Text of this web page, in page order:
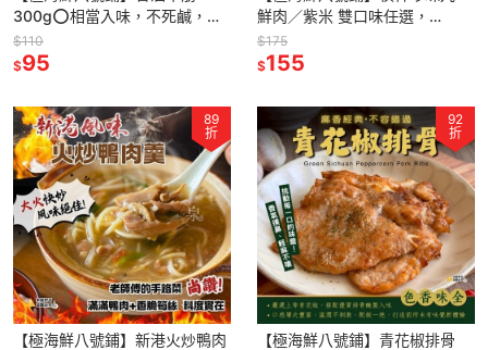
300g⭕相當入味，不死鹹，⭕
加熱就可上桌，⭕馬上上桌，牛
筋口感Q彈滑嫩又帶點嚼勁，每
$110
$95
鮮肉／紫米 雙口味任選，
750g/30顆/包，台式人氣點
心，冷凍即食，氣炸鍋、蒸煮適
$175
$155
89
折
【極海鮮八號鋪】新港火炒鴨肉
92
折
【極海鮮八號鋪】青花椒排骨